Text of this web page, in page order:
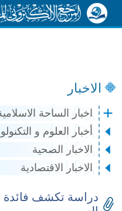
الاخبار
اخبار الساحة
أخبار العلوم و
الاخبار الصحية
الاخبار الاقتصادية
دراسة تكشف فائدة